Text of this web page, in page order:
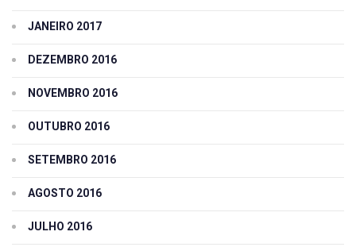
JANEIRO 2017
DEZEMBRO 2016
NOVEMBRO 2016
OUTUBRO 2016
SETEMBRO 2016
AGOSTO 2016
JULHO 2016